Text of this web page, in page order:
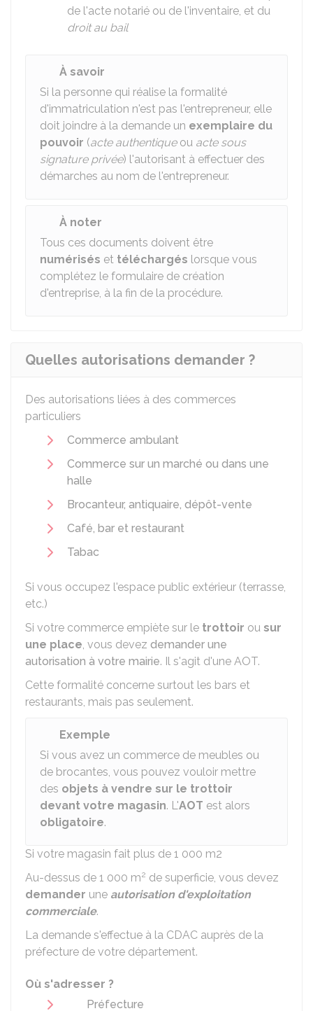
de l'acte notarié ou de l'inventaire, et du
droit au bail
À savoir
Si la personne qui réalise la formalité
d'immatriculation n'est pas l'entrepreneur, elle
doit joindre à la demande un exemplaire du
pouvoir (acte authentiqueou acte sous
signature privée) l'autorisant à effectuer des
démarches au nom de l'entrepreneur.
À noter
Tous ces documents doivent être
numérisés et téléchargés lorsque vous
complétez le formulaire de création
d'entreprise, à la fin de la procédure.
Quelles autorisations demander ?
Des autorisations liées à des commerces
particuliers
Commerce ambulant
Commerce sur un marché ou dans une
halle
Brocanteur, antiquaire, dépôt-vente
Café, bar et restaurant
Tabac
Si vous occupez l'espace public extérieur (terrasse,
etc.)
Si votre commerce empiète sur le trottoir ou sur
une place, vous devez demander une
autorisation à votre mairie. Il s'agit d'une AOT.
Cette formalité concerne surtout les bars et
restaurants, mais pas seulement.
Exemple
Si vous avez un commerce de meubles ou
de brocantes, vous pouvez vouloir mettre
des objets à vendre sur le trottoir
devant votre magasin. L'AOT est alors
obligatoire.
Si votre magasin fait plus de 1 000 m2
Au-dessus de 1 000 m2 de superficie, vous devez
demander une autorisation d'exploitation
commerciale.
La demande s'effectue à la CDAC auprès de la
préfecture de votre département.
Où s'adresser ?
Préfecture